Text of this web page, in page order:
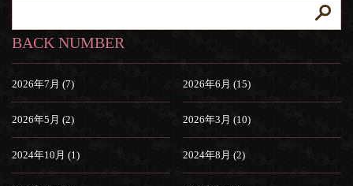
BACK NUMBER
2026年7月 (7) 2026年6月 (15)
2026年5月 (2) 2026年3月 (10)
2024年10月 (1) 2024年8月 (2)